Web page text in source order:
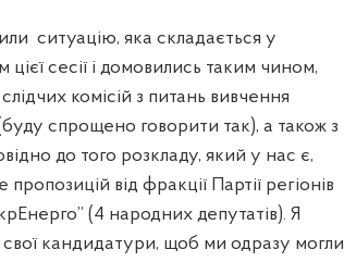
ситуацію, яка складається у
сесії і домовились таким чином,
комісій з питань вивчення
спрощено говорити так), а також з
до того розкладу, який у нас є,
від фракції Партії регіонів
(4 народних депутатів). Я
кандидатури, щоб ми одразу могли